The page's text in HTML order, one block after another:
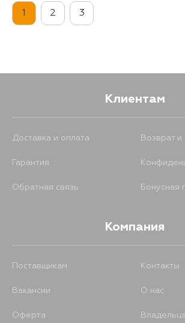
1 2 3
Клиентам
Доставка и оплата Возврат
Гарантия
Обратная связь Бонусная
Компания
Поставщикам Контакты
Вакансии О нас
Оферта